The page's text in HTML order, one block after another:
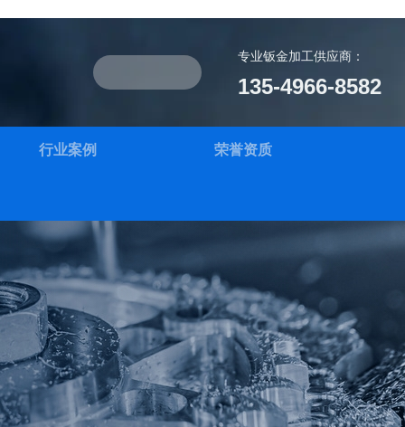
专业钣金加工供应商：
135-4966-8582
行业案例 荣誉资质